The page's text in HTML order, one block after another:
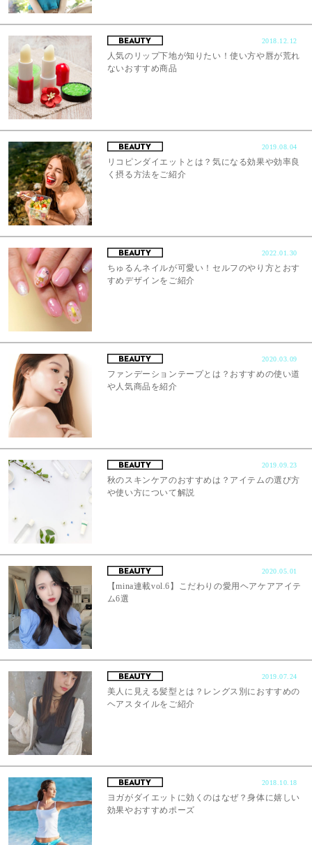
2018.12.12
人気のリップ下地が知りたい！使い方や唇が荒れ
ないおすすめ商品
2019.08.04
リコピンダイエットとは？気になる効果や効率良
く摂る方法をご紹介
2022.01.30
ちゅるんネイルが可愛い！セルフのやり方とおす
すめデザインをご紹介
2020.03.09
ファンデーションテープとは？おすすめの使い道
や人気商品を紹介
2019.09.23
秋のスキンケアのおすすめは？アイテムの選び方
や使い方について解説
2020.05.01
【mina連載vol.6】こだわりの愛用ヘアケアアイテ
ム6選
2019.07.24
美人に見える髪型とは？レングス別におすすめの
ヘアスタイルをご紹介
2018.10.18
ヨガがダイエットに効くのはなぜ？身体に嬉しい
効果やおすすめポーズ